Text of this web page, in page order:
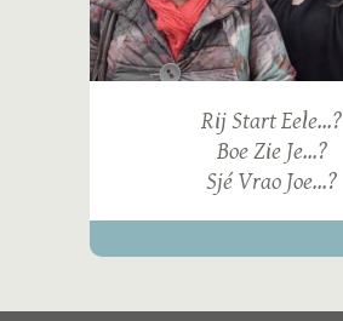
Rij Start Eele...?
Boe Zie Je...?
Sjé Vrao Joe...?